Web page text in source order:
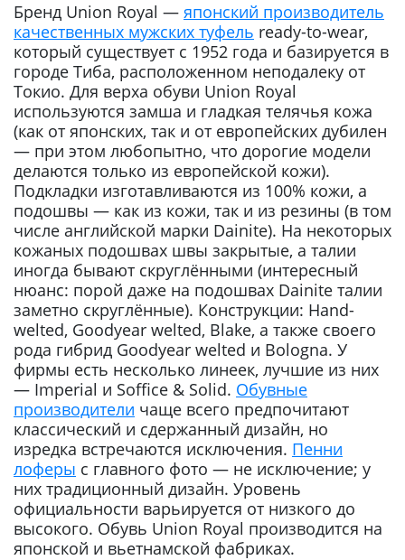
Бренд Union Royal — японский производитель
качественных мужских туфель ready-to-wear,
который существует с 1952 года и базируется в
городе Тиба, расположенном неподалеку от
Токио. Для верха обуви Union Royal
используются замша и гладкая телячья кожа
(как от японских, так и от европейских дубилен
— при этом любопытно, что дорогие модели
делаются только из европейской кожи).
Подкладки изготавливаются из 100% кожи, а
подошвы — как из кожи, так и из резины (в том
числе английской марки Dainite). На некоторых
кожаных подошвах швы закрытые, а талии
иногда бывают скруглёнными (интересный
нюанс: порой даже на подошвах Dainite талии
заметно скруглённые). Конструкции: Hand-
welted, Goodyear welted, Blake, а также своего
рода гибрид Goodyear welted и Bologna. У
фирмы есть несколько линеек, лучшие из них
— Imperial и Soffice & Solid. Обувные
производители чаще всего предпочитают
классический и сдержанный дизайн, но
изредка встречаются исключения. Пенни
лоферы с главного фото — не исключение; у
них традиционный дизайн. Уровень
официальности варьируется от низкого до
высокого. Обувь Union Royal производится на
японской и вьетнамской фабриках.